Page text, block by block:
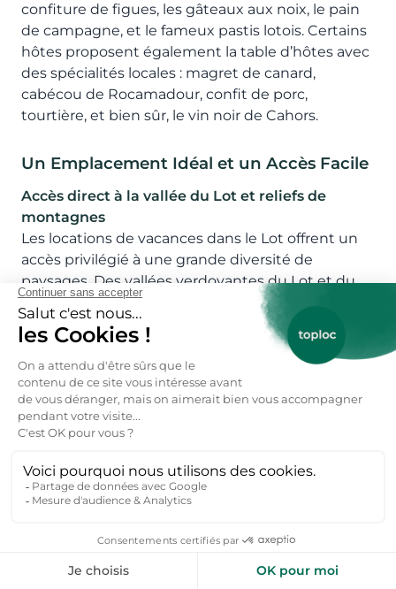
confiture de figues, les gâteaux aux noix, le pain
de campagne, et le fameux pastis lotois. Certains
hôtes proposent également la table d’hôtes avec
des spécialités locales : magret de canard,
cabécou de Rocamadour, confit de porc,
tourtière, et bien sûr, le vin noir de Cahors.
Un Emplacement Idéal et un Accès Facile
Accès direct à la vallée du Lot et reliefs de
montagnes
Les locations de vacances dans le Lot offrent un
accès privilégié à une grande diversité de
paysages. Des vallées verdoyantes du Lot et du
Célé aux plateaux calcaires du Quercy, vous
pourrez explorer le Gouffre de Padirac et y faire
des randonnées ou des balades sur la rivière, ou
admirez la vallée de la Dordogne depuis le village
de Loubressac offrant des panoramas
spectaculaires.
Proximité des plus beaux villages de France
Saint-Cirq-Lapopie, élu plus beau village de
France, surplombe la rivière avec ses maisons
de pèlerinage, impressionne par son architecture
Cahors, capitale du Lot, mêle histoire,